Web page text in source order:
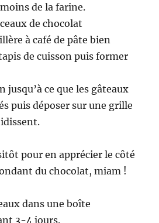
de la farine.
de chocolat
à café de pâte bien
de cuisson puis former
jusqu’à ce que les gâteaux
puis déposer sur une grille
pour en apprécier le côté
du chocolat, miam !
dans une boîte
3-4 jours.